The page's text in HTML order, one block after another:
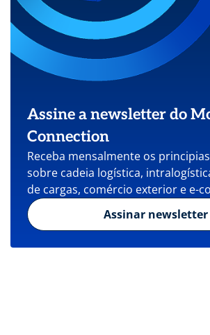
Assine a newsletter do
Connection
Receba mensalmente os
sobre cadeia logística,
de cargas, comércio exterior e e-
Assinar newsletter